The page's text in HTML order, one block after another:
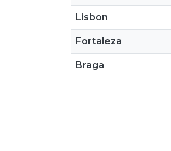
Lisbon
Fortaleza
Braga